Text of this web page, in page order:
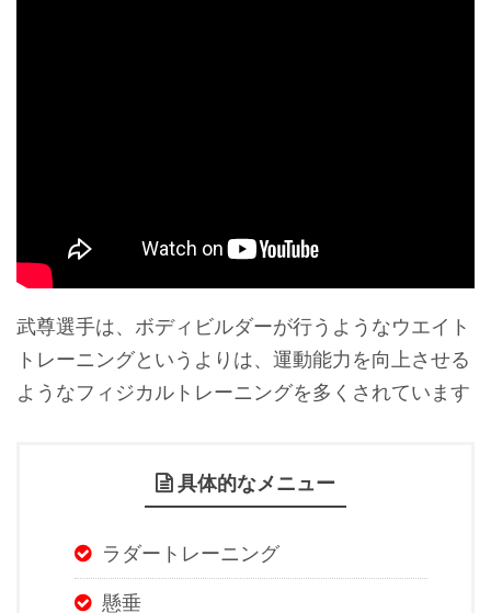
武尊選手は、ボディビルダーが行うようなウエイト
トレーニングというよりは、運動能力を向上させる
ようなフィジカルトレーニングを多くされています
具体的なメニュー
ラダートレーニング
懸垂